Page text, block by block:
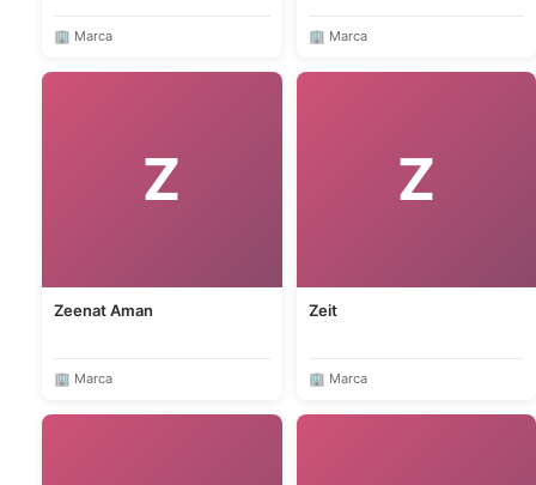
🏢 Marca 🏢 Marca
Z
Zeenat Aman
🏢 Marca
Z
Zeit
🏢 Marca